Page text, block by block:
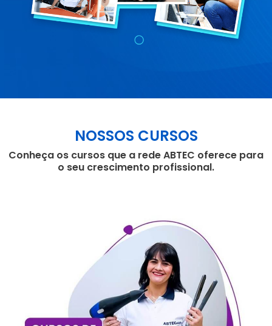
NOSSOS CURSOS
Conheça os cursos que a rede ABTEC oferece para
o seu crescimento profissional.